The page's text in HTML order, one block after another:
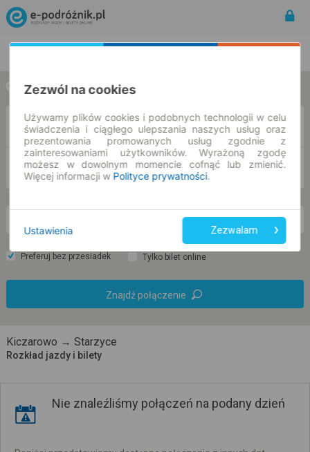
w jedną stronę w obie strony
Z
DO
Preferuj bez przesiadek Tylko bilet online
Znajdź połączenie
Kiczarowo → Starzyce
Rozkład jazdy i bilety
Nie znaleźliśmy połączeń na podany dzień
Zezwól na cookies
Używamy plików cookies i podobnych technologii w celu
świadczenia i ciągłego ulepszania naszych usług oraz
prezentowania promowanych usług zgodnie z
zainteresowaniami użytkowników. Wyrażoną zgodę
możesz w dowolnym momencie cofnąć lub zmienić.
Więcej informacji w Polityce prywatności.
Ustawienia Zezwalam